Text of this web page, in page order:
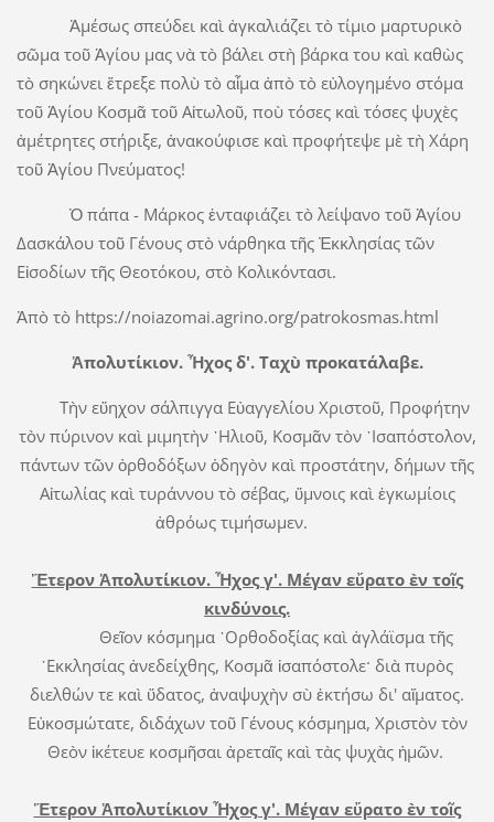
Ἀμέσως σπεύδει καὶ ἀγκαλιάζει τὸ τίμιο μαρτυρικὸ
σῶμα τοῦ Ἁγίου μας νὰ τὸ βάλει στὴ βάρκα του καὶ καθὼς
τὸ σηκώνει ἔτρεξε πολὺ τὸ αἷμα ἀπὸ τὸ εὐλογημένο στόμα
τοῦ Ἁγίου Κοσμᾶ τοῦ Αἰτωλοῦ, ποὺ τόσες καὶ τόσες ψυχὲς
ἀμέτρητες στήριξε, ἀνακούφισε καὶ προφήτεψε μὲ τὴ Χάρη
τοῦ Ἁγίου Πνεύματος!
Ὁ πάπα - Μάρκος ἐνταφιάζει τὸ λείψανο τοῦ Ἁγίου
Δασκάλου τοῦ Γένους στὸ νάρθηκα τῆς Ἐκκλησίας τῶν
Εἰσοδίων τῆς Θεοτόκου, στὸ Κολικόντασι.
Ἀπὸ τὸ https://noiazomai.agrino.org/patrokosmas.html
Ἀπολυτίκιον. Ἦχος δ'. Ταχὺ προκατάλαβε.
Τὴν εὔηχον σάλπιγγα Εὐαγγελίου Χριστοῦ, Προφήτην
τὸν πύρινον καὶ μιμητὴν ᾿Ηλιοῦ, Κοσμᾶν τὸν ᾿Ισαπόστολον,
πάντων τῶν ὀρθοδόξων ὁδηγὸν καὶ προστάτην, δήμων τῆς
Αἰτωλίας καὶ τυράννου τὸ σέβας, ὕμνοις καὶ ἐγκωμίοις
ἀθρόως τιμήσωμεν.
Ἕτερον Ἀπολυτίκιον. Ἦχος γ'. Μέγαν εὔρατο ὲν τοῖς
κινδύνοις.
Θεῖον κόσμημα ᾿Ορθοδοξίας καὶ ἀγλάϊσμα τῆς
᾿Εκκλησίας ἀνεδείχθης, Κοσμᾶ ἰσαπόστολε· διὰ πυρὸς
διελθών τε καὶ ὕδατος, ἀναψυχὴν σὺ ἐκτήσω δι' αἵματος.
Εὐκοσμώτατε, διδάχων τοῦ Γένους κόσμημα, Χριστὸν τὸν
Θεὸν ἱκέτευε κοσμῆσαι ἀρεταῖς καὶ τὰς ψυχὰς ἡμῶν.
Ἕτερον Ἀπολυτίκιον Ἦχος γ'. Μέγαν εὔρατο ὲν τοῖς